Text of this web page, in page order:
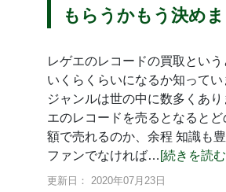
もらうかもう決め
レゲエのレコードの買取という
いくらくらいになるか知って
ジャンルは世の中に数多くあ
エのレコードを売るとなると
額で売れるのか、余程 知識も
ファンでなければ… [続きを読
更新日： 2020年07月23日